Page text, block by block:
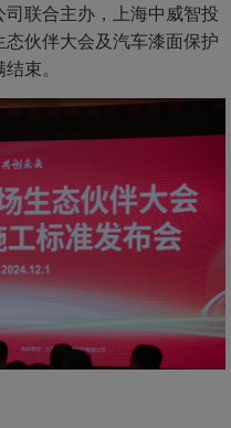
联合主办，上海中威智投
伙伴大会及汽车漆面保护
束。